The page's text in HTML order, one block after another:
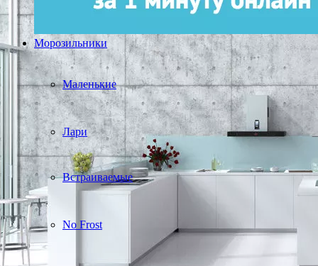
Морозильники
Маленькие
Лари
Встраиваемые
No Frost